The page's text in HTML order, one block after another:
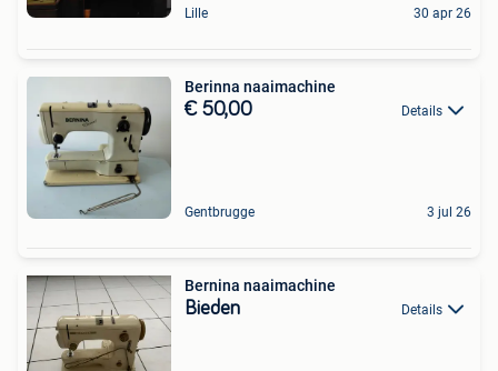
Lille 30 apr 26
Berinna naaimachine
€ 50,00 Details
Gentbrugge 3 jul 26
Bernina naaimachine
Bieden Details